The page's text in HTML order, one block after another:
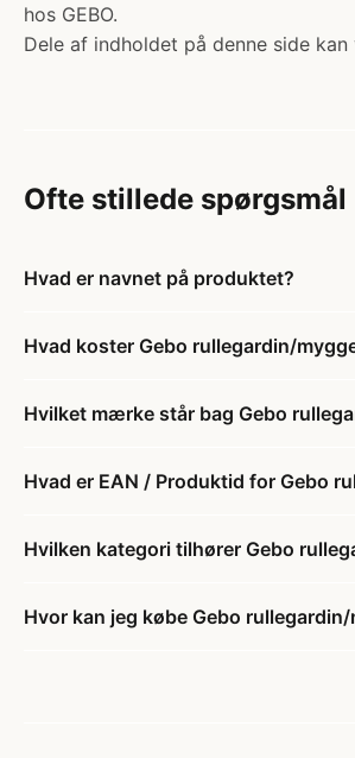
hos GEBO.
Dele af indholdet på denne side
Ofte stillede spørgsmål
Hvad er navnet på produktet?
Hvad koster Gebo rullegardin/
Hvilket mærke står bag Gebo
Hvad er EAN / Produktid for Gebo
Hvilken kategori tilhører Gebo
Hvor kan jeg købe Gebo